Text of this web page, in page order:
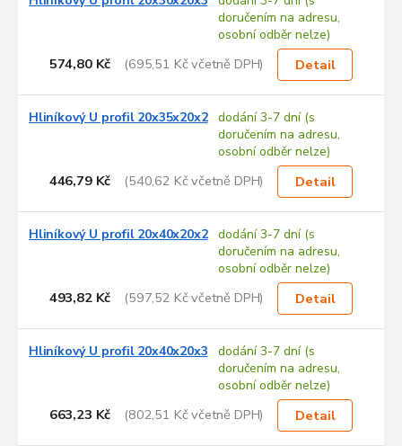
doručením na adresu,
osobní odběr nelze)
574,80 Kč (695,51 Kč včetně DPH) Detail
Hliníkový U profil 20x35x20x2
dodání 3-7 dní (s
doručením na adresu,
osobní odběr nelze)
446,79 Kč (540,62 Kč včetně DPH) Detail
Hliníkový U profil 20x40x20x2
dodání 3-7 dní (s
doručením na adresu,
osobní odběr nelze)
493,82 Kč (597,52 Kč včetně DPH) Detail
Hliníkový U profil 20x40x20x3
dodání 3-7 dní (s
doručením na adresu,
osobní odběr nelze)
663,23 Kč (802,51 Kč včetně DPH) Detail